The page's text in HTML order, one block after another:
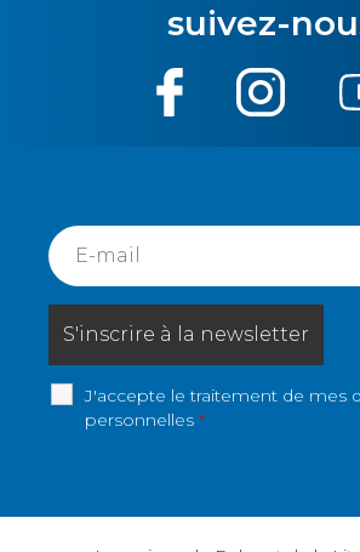
suivez-
J'accepte le traitement de mes
personnelles *